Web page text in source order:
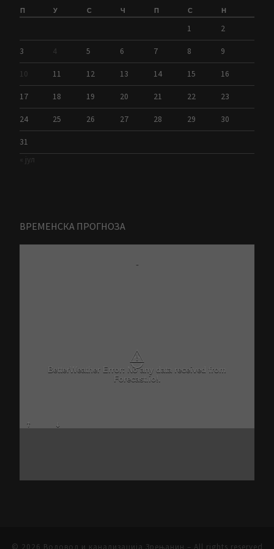
П У С Ч П С Н
1 2
3 4 5 6 7 8 9
10 11 12 13 14 15 16
17 18 19 20 21 22 23
24 25 26 27 28 29 30
31
« јул
ВРЕМЕНСКА ПРОГНОЗА
-
⚠
BetterWeather Error: No any data received from
Forecast.io!.